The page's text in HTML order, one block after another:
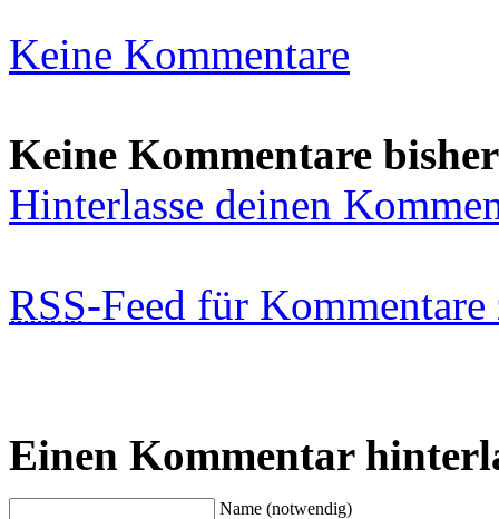
Keine Kommentare
Keine Kommentare bisher
Hinterlasse deinen
RSS-Feed für
Einen Kommentar
Name (notwendig)